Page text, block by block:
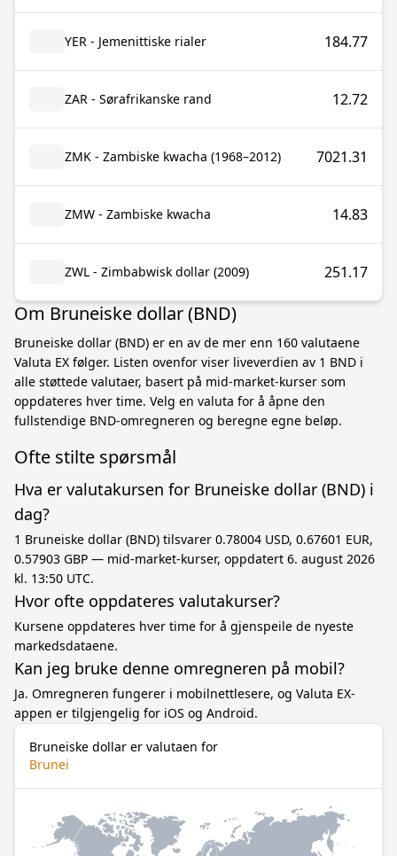
YER - Jemenittiske rialer 184.77
ZAR - Sørafrikanske rand 12.72
ZMK - Zambiske kwacha (1968–2012) 7021.31
ZMW - Zambiske kwacha 14.83
ZWL - Zimbabwisk dollar (2009) 251.17
Om Bruneiske dollar (BND)
Bruneiske dollar (BND) er en av de mer enn 160 valutaene
Valuta EX følger. Listen ovenfor viser liveverdien av 1 BND i
alle støttede valutaer, basert på mid-market-kurser som
oppdateres hver time. Velg en valuta for å åpne den
fullstendige BND-omregneren og beregne egne beløp.
Ofte stilte spørsmål
Hva er valutakursen for Bruneiske dollar (BND) i
dag?
1 Bruneiske dollar (BND) tilsvarer 0.78004 USD, 0.67601 EUR,
0.57903 GBP — mid-market-kurser, oppdatert 6. august 2026
kl. 13:50 UTC.
Hvor ofte oppdateres valutakurser?
Kursene oppdateres hver time for å gjenspeile de nyeste
markedsdataene.
Kan jeg bruke denne omregneren på mobil?
Ja. Omregneren fungerer i mobilnettlesere, og Valuta EX-
appen er tilgjengelig for iOS og Android.
Bruneiske dollar er valutaen for
Brunei